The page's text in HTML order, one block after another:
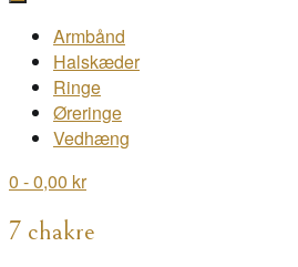
Armbånd
Halskæder
Ringe
Øreringe
Vedhæng
0 - 0,00 kr
7 chakre